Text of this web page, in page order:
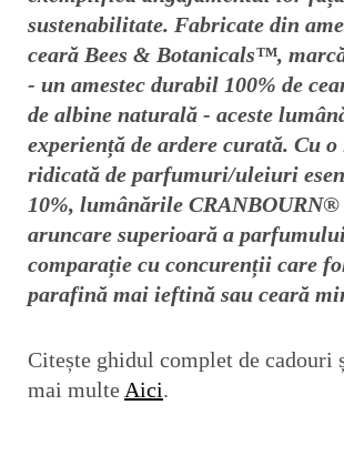
sustenabilitate. Fabricate din
ceară Bees & Botanicals™,
- un amestec durabil 100% de
de albine naturală - aceste
experiență de ardere curată. Cu
ridicată de parfumuri/uleiuri
10%, lumânările
aruncare superioară a
comparație cu concurenții care
parafină mai ieftină sau ceară
Citește ghidul complet de cadouri
mai multe Aici.